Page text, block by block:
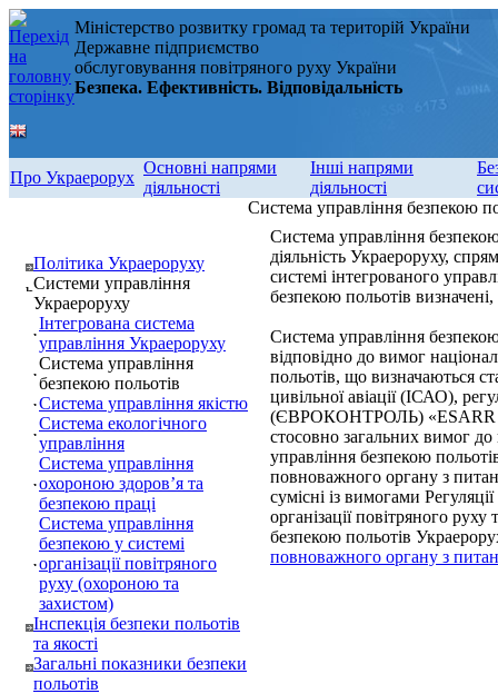
Міністерство розвитку громад та територій України
Державне підприємство
обслуговування повітряного руху України
Безпека. Ефективність. Відповідальність
Про Украерорух
Основні напрями
діяльності
Інші напрями
діяльності
Політика Украероруху
Системи управління
Украероруху
Інтегрована система
управління Украероруху
Система управління
безпекою польотів
Система управління якістю
Система екологічного
управління
Система управління
охороною здоров’я та
безпекою праці
Система управління
безпекою у системі
організації повітряного
руху (охороною та
захистом)
Інспекція безпеки польотів
та якості
Загальні показники безпеки
польотів
Система управління безпекою
Система управління
діяльність Украероруху,
системі інтегрованого
безпекою польотів
Система управління
відповідно до вимог
польотів, що визначаються
цивільної авіації (ІСАО),
(ЄВРОКОНТРОЛЬ) «ESARR 3»,
стосовно загальних вимог
управління безпекою
повноважного органу з
сумісні із вимогами
організації повітряного
безпекою польотів
повноважного органу з